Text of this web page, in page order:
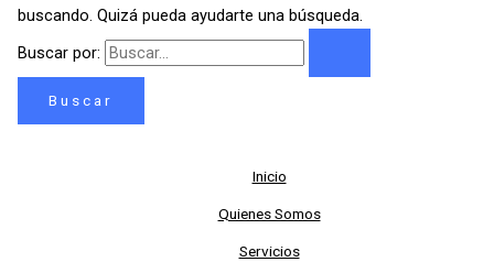
buscando. Quizá pueda ayudarte una búsqueda.
Buscar por:
Inicio
Quienes Somos
Servicios